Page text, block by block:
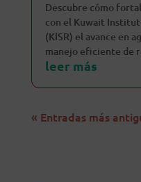
Descubre cómo
con el Kuwait
(KISR) el avance en
manejo eficiente de
leer más
« Entradas más